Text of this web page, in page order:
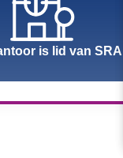
is lid van SRA